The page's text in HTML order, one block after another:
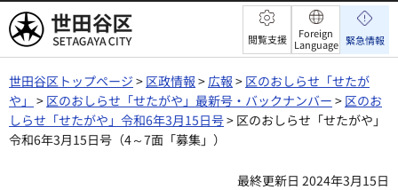
世田谷区 閲覧支援
Foreign
Language 緊急情報
世田谷区トップページ > 区政情報 >広報 > 区のおしらせ「せたが
や」 > 区のおしらせ「せたがや」最新号・バックナンバー > 区のお
しらせ「せたがや」令和6年3月15日号> 区のおしらせ「せたがや」
令和6年3月15日号（4～7面「募集」）
最終更新日 2024年3月15日